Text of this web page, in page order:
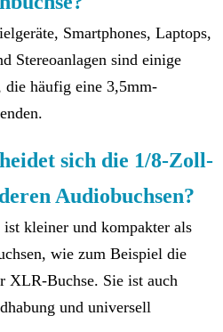
Smartphones, Laptops,
Stereoanlagen sind einige
die häufig eine 3,5mm-
sich die 1/8-Zoll-
Audiobuchsen?
kleiner und kompakter als
wie zum Beispiel die
XLR-Buchse. Sie ist auch
und universell